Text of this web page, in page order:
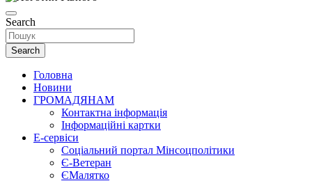
Search
Search
Головна
Новини
ГРОМАДЯНАМ
Контактна інформація
Інформаційні картки
Е-сервіси
Соціальний портал Мінсоцполітики
Є-Ветеран
ЄМалятко